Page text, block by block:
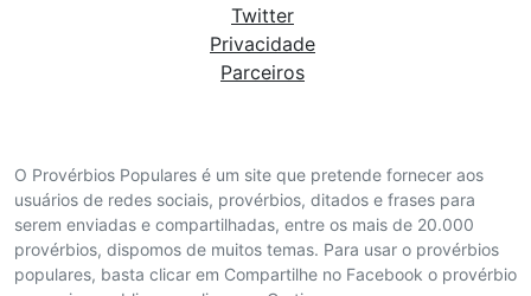
O Provérbios Populares é um site que pretende fornecer aos
usuários de redes sociais, provérbios, ditados e frases para
serem enviadas e compartilhadas, entre os mais de 20.000
provérbios, dispomos de muitos temas. Para usar o provérbios
populares, basta clicar em Compartilhe no Facebook o provérbio
Twitter
Privacidade
Parceiros